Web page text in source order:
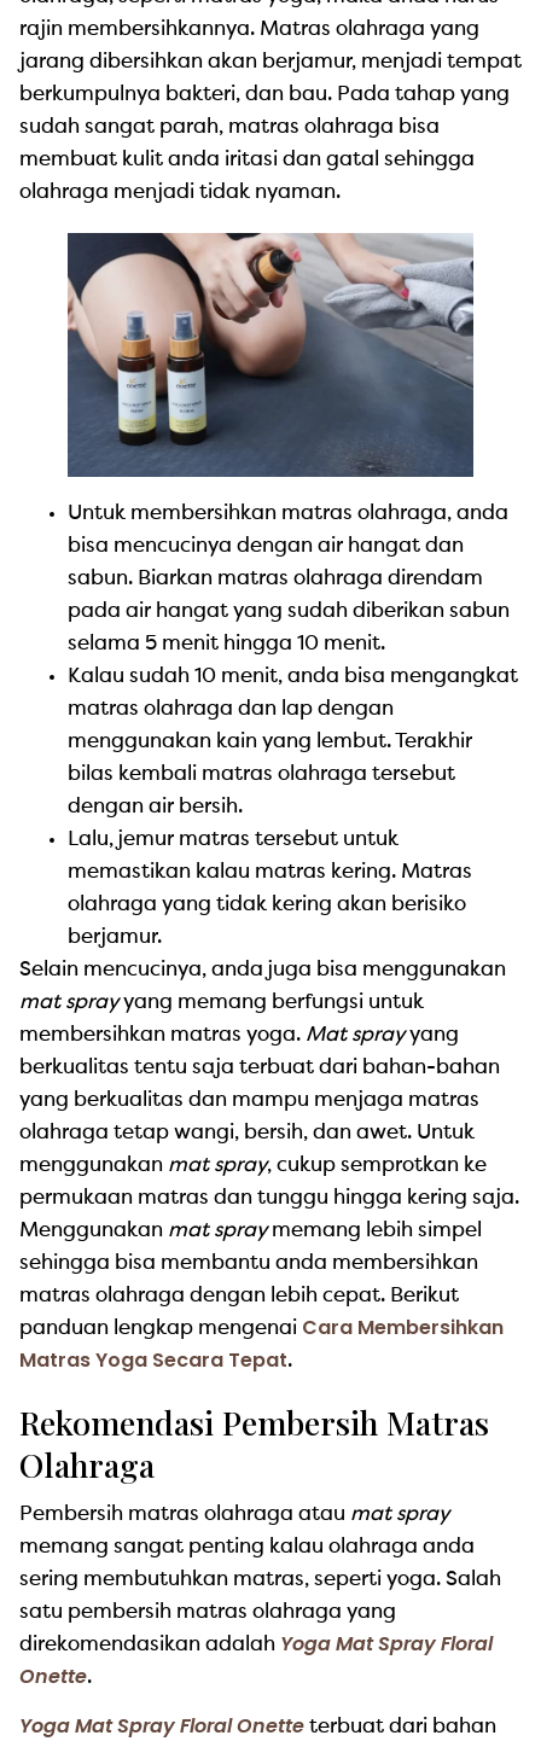
rajin membersihkannya. Matras olahraga yang
jarang dibersihkan akan berjamur, menjadi tempat
berkumpulnya bakteri, dan bau. Pada tahap yang
sudah sangat parah, matras olahraga bisa
membuat kulit anda iritasi dan gatal sehingga
olahraga menjadi tidak nyaman.
Untuk membersihkan matras olahraga, anda
bisa mencucinya dengan air hangat dan
sabun. Biarkan matras olahraga direndam
pada air hangat yang sudah diberikan sabun
selama 5 menit hingga 10 menit.
Kalau sudah 10 menit, anda bisa mengangkat
matras olahraga dan lap dengan
menggunakan kain yang lembut. Terakhir
bilas kembali matras olahraga tersebut
dengan air bersih.
Lalu, jemur matras tersebut untuk
memastikan kalau matras kering. Matras
olahraga yang tidak kering akan berisiko
berjamur.
Selain mencucinya, anda juga bisa menggunakan
mat sprayyang memang berfungsi untuk
membersihkan matras yoga. Mat sprayyang
berkualitas tentu saja terbuat dari bahan-bahan
yang berkualitas dan mampu menjaga matras
olahraga tetap wangi, bersih, dan awet. Untuk
menggunakan mat spray, cukup semprotkan ke
permukaan matras dan tunggu hingga kering saja.
Menggunakan mat spraymemang lebih simpel
sehingga bisa membantu anda membersihkan
matras olahraga dengan lebih cepat. Berikut
panduan lengkap mengenai Cara Membersihkan
Matras Yoga Secara Tepat.
Rekomendasi Pembersih Matras
Olahraga
Pembersih matras olahraga atau mat spray
memang sangat penting kalau olahraga anda
sering membutuhkan matras, seperti yoga. Salah
satu pembersih matras olahraga yang
direkomendasikan adalah Yoga Mat Spray Floral
Onette.
Yoga Mat Spray Floral Onette terbuat dari bahan